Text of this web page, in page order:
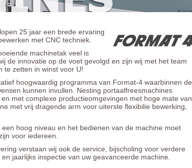
25 jaar een brede ervaring
met CNC techniek.
machinetak veel is
de innovatie op de voet gevolgd en zijn wij met het team
te zetten in winst voor U!
hoogwaardig programma van Format-4 waarbinnen de
kunnen invullen. Nesting portaalfreesmachines
met complexe productieomgevingen met hoge mate van
met vrij dragende arm voor uiterste flexibilie bewerking,
hoog niveau en het bedienen van de machine moet
voor iedereen.
verstaan wij ook de service, bijscholing voor verdere
jaarlijks inspectie van uw geavanceerde machine.